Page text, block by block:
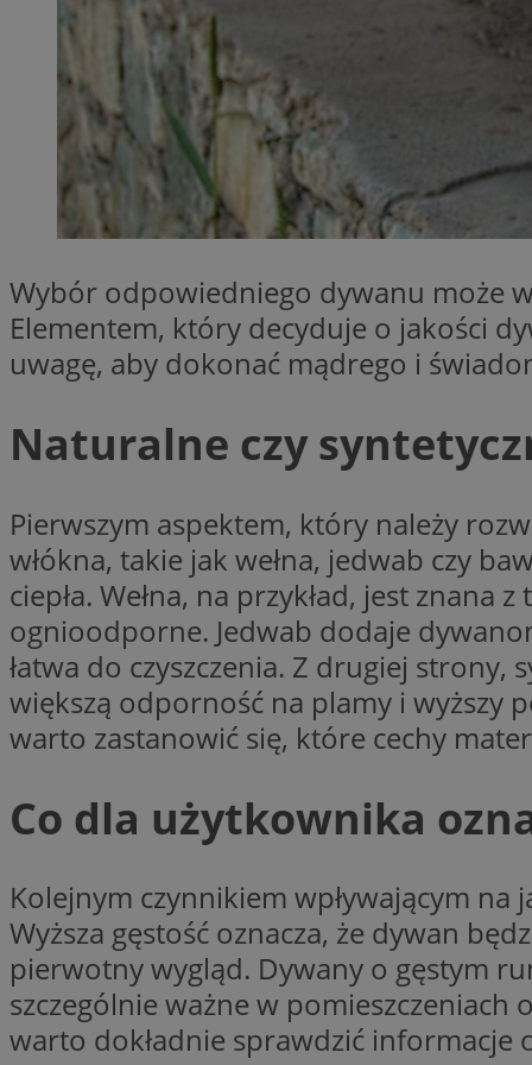
Wybór odpowiedniego dywanu może
Elementem, który decyduje o jakości
uwagę, aby dokonać mądrego i
Naturalne czy
Pierwszym aspektem, który należy
włókna, takie jak wełna, jedwab czy
ciepła. Wełna, na przykład, jest
ognioodporne. Jedwab dodaje
łatwa do czyszczenia. Z drugiej
większą odporność na plamy i wyższy
warto zastanowić się, które cechy
Co dla użytkownika
Kolejnym czynnikiem wpływającym na
Wyższa gęstość oznacza, że dywan
pierwotny wygląd. Dywany o gęstym
szczególnie ważne w
warto dokładnie sprawdzić informacje
FCCDCF
__eoi
_clsk
Nazwa
IDE
__Secure-
ROLLOUT_TOKEN
ANONCHK
VISITOR_INFO1_LIVE
__Secure-YNID